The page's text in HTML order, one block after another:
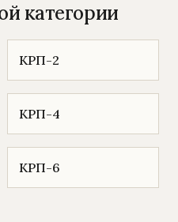
категории
КРП-2
КРП-4
КРП-6